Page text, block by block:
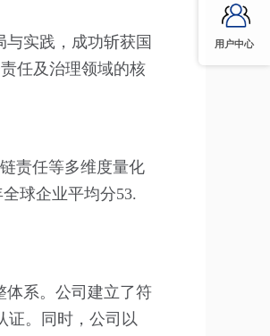
实践，成功斩获国
任及治理领域的核
责任等多维度量化
球企业平均分53.
体系。公司建立了符
证。同时，公司以
用户中心